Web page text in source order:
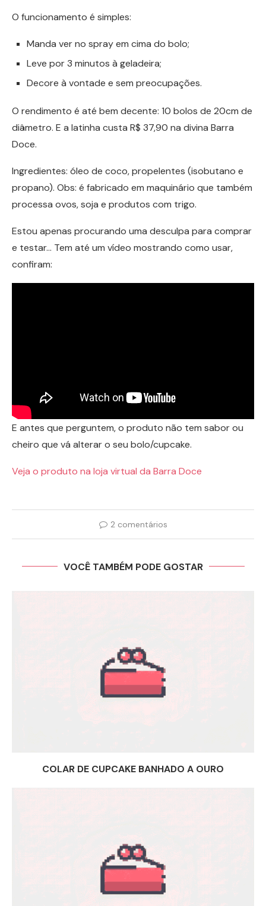
O funcionamento é simples:
Manda ver no spray em cima do bolo;
Leve por 3 minutos à geladeira;
Decore à vontade e sem preocupações.
O rendimento é até bem decente: 10 bolos de 20cm de
diâmetro. E a latinha custa R$ 37,90 na divina Barra
Doce.
Ingredientes: óleo de coco, propelentes (isobutano e
propano). Obs: é fabricado em maquinário que também
processa ovos, soja e produtos com trigo.
Estou apenas procurando uma desculpa para comprar
e testar… Tem até um vídeo mostrando como usar,
confiram:
E antes que perguntem, o produto não tem sabor ou
cheiro que vá alterar o seu bolo/cupcake.
Veja o produto na loja virtual da Barra Doce
2 comentários
VOCÊ TAMBÉM PODE GOSTAR
COLAR DE CUPCAKE BANHADO A OURO